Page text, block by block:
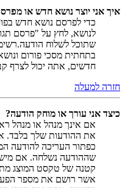
איך אני יוצר נושא חדש או
כדי לפרסם נושא חדש
לנושא, לחץ על "פרסם
שתוכל לשלוח
בתחתית מסכי פורום
חדשים, אתה יכול לצרף
חזרה למעלה
כיצד אני עורך או מוחק הודעה?
אם אינך מנהל או מנהל
את ההודעות שלך בלבד.
כפתור העריכה להודעה
שההודעה נשלחה. אם
קטנה של טקסט המוצג
אשר רושם את מספר